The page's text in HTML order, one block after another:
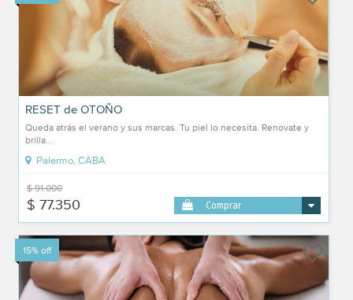
RESET de OTOÑO
Queda atrás el verano y sus marcas. Tu piel lo necesita. Renovate y
brilla...
Palermo, CABA
$ 91.000
$ 77.350 Comprar
15% off